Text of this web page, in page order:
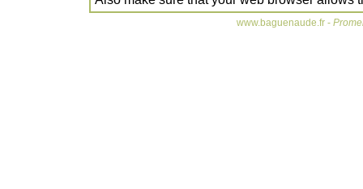
www.baguenaude.fr -